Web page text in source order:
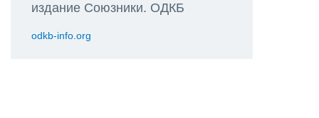
издание Союзники. ОДКБ
odkb-info.org